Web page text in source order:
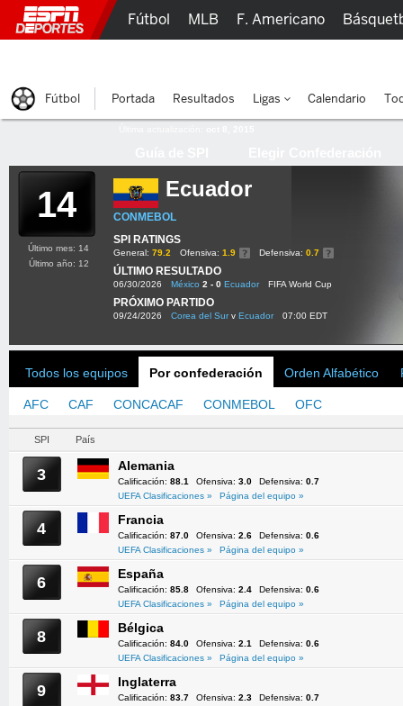
14 Ecuador
CONMEBOL
SPI RATINGS
General: 79.2 Ofensiva: 1.9 Defensiva: 0.7
ÚLTIMO RESULTADO
06/30/2026 México 2 - 0 Ecuador FIFA World Cup
PRÓXIMO PARTIDO
09/24/2026 Corea del Surv Ecuador 07:00 EDT
Último mes: 14
Último año: 12
Todos los equipos Por confederación Orden Alfabético
AFC CAF CONCACAF CONMEBOL OFC
SPI País
3 Alemania
Calificación: 88.1 Ofensiva: 3.0 Defensiva: 0.7
UEFA Clasificaciones »
Página del equipo »
4 Francia
Calificación: 87.0 Ofensiva: 2.6 Defensiva: 0.6
UEFA Clasificaciones »
Página del equipo »
6 España
Calificación: 85.8 Ofensiva: 2.4 Defensiva: 0.6
UEFA Clasificaciones »
Página del equipo »
8 Bélgica
Calificación: 84.0 Ofensiva: 2.1 Defensiva: 0.6
UEFA Clasificaciones »
Página del equipo »
9 Inglaterra
Calificación: 83.7 Ofensiva: 2.3 Defensiva: 0.7
Fútbol MLB F. Americano
Fútbol Portada Resultados Ligas Calendario